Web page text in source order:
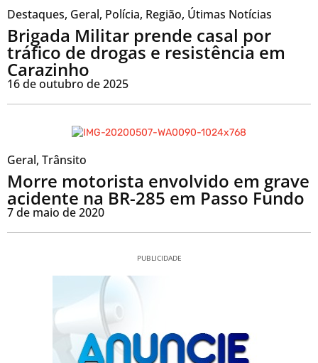
Destaques, Geral, Polícia, Região, Útimas Notícias
Brigada Militar prende casal por
tráfico de drogas e resistência em
Carazinho
16 de outubro de 2025
Geral, Trânsito
Morre motorista envolvido em grave
acidente na BR-285 em Passo Fundo
7 de maio de 2020
PUBLICIDADE